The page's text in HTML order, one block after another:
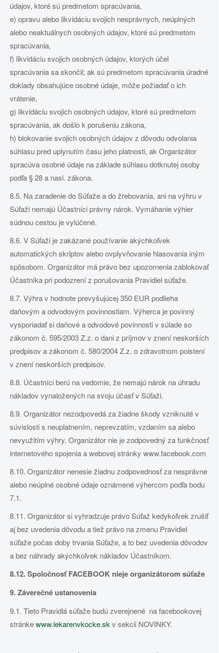
údajov, ktoré sú predmetom spracúvania,
e) opravu alebo likvidáciu svojich nesprávnych, neúplných
alebo neaktuálnych osobných údajov, ktoré sú predmetom
spracúvania,
f) likvidáciu svojich osobných údajov, ktorých účel
spracúvania sa skončil; ak sú predmetom spracúvania úradné
doklady obsahujúce osobné údaje, môže požiadať o ich
vrátenie,
g) likvidáciu svojich osobných údajov, ktoré sú predmetom
spracúvania, ak došlo k porušeniu zákona,
h) blokovanie svojich osobných údajov z dôvodu odvolania
súhlasu pred uplynutím času jeho platnosti, ak Organizátor
spracúva osobné údaje na základe súhlasu dotknutej osoby
podľa § 28 a nasl. zákona.
8.5. Na zaradenie do Súťaže a do žrebovania, ani na výhru v
Súťaži nemajú Účastníci právny nárok. Vymáhanie výhier
súdnou cestou je vylúčené.
8.6. V Súťaži je zakázané používanie akýchkoľvek
automatických skriptov alebo ovplyvňovanie hlasovania iným
spôsobom. Organizátor má právo bez upozornenia zablokovať
Účastníka pri podozrení z porušovania Pravidiel súťaže.
8.7. Výhra v hodnote prevyšujúcej 350 EUR podlieha
daňovým a odvodovým povinnostiam. Výherca je povinný
vysporiadať si daňové a odvodové povinnosti v súlade so
zákonom č. 595/2003 Z.z. o dani z príjmov v znení neskorších
predpisov a zákonom č. 580/2004 Z.z. o zdravotnom poistení
v znení neskorších predpisov.
8.8. Účastníci berú na vedomie, že nemajú nárok na úhradu
nákladov vynaložených na svoju účasť v Súťaži.
8.9. Organizátor nezodpovedá za žiadne škody vzniknuté v
súvislosti s neuplatnením, neprevzatím, vzdaním sa alebo
nevyužitím výhry. Organizátor nie je zodpovedný za funkčnosť
internetového spojenia a webovej stránky www.facebook.com
8.10. Organizátor nenesie žiadnu zodpovednosť za nesprávne
alebo neúplné osobné údaje oznámené výhercom podľa bodu
7.1.
8.11. Organizátor si vyhradzuje právo Súťaž kedykoľvek zrušiť
aj bez uvedenia dôvodu a tiež právo na zmenu Pravidiel
súťaže počas doby trvania Súťaže, a to bez uvedenia dôvodov
a bez náhrady akýchkoľvek nákladov Účastníkom.
8.12. Spoločnosť FACEBOOK nieje organizátorom súťaže
9. Záverečné ustanovenia
9.1. Tieto Pravidlá súťaže budú zverejnené na facebookovej
stránkewww.lekarenvkocke.sk v sekcii NOVINKY.